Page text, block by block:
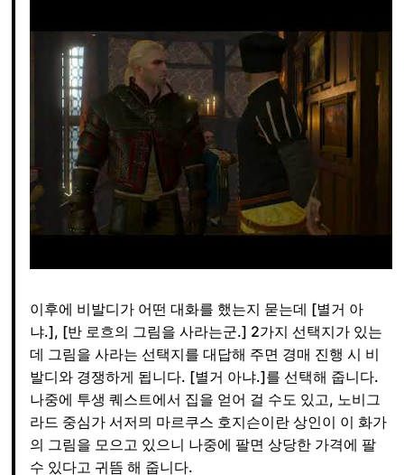
이후에 비발디가 어떤 대화를 했는지 묻는데 [별거 아
냐.], [반 로흐의 그림을 사라는군.] 2가지 선택지가 있는
데 그림을 사라는 선택지를 대답해 주면 경매 진행 시 비
발디와 경쟁하게 됩니다. [별거 아냐.]를 선택해 줍니다.
나중에 투생 퀘스트에서 집을 얻어 걸 수도 있고, 노비그
라드 중심가 서저믜 마르쿠스 호지슨이란 상인이 이 화가
의 그림을 모으고 있으니 나중에 팔면 상당한 가격에 팔
수 있다고 귀뜸 해 줍니다.